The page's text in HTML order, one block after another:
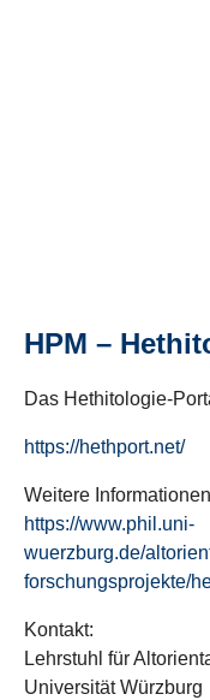
HPM –
Das Hethitologie-
https://hethport.net/
Weitere
https://www.phil.uni-
wuerzburg.de/
forschungsprojekte/
Kontakt:
Lehrstuhl für
Universität Würzburg